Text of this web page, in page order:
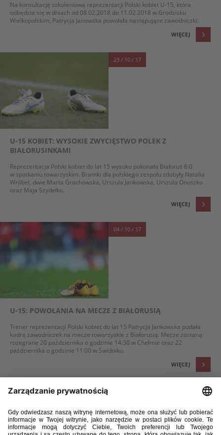
Na konsultację szkoleniową reprezentacji Polski kobiet U-15, która
odbędzie się w dniach od 08.02.2018 do 11.02.2018 w Grodzisku
Wielkopolskim, Patrycja Janowska powołała następujące zawodniczki:
WIĘCEJ
23 / 10 / 17
U-15 KOBIET: WYSOKIE ZWYCIĘSTWO POLEK Z
BIAŁORUSINKAMI
Reprezentacja Polski kobiet do lat 15 wysoko pokonała Białoruś 6:0
w spotkaniu towarzyskim. Bramki dla polskiego zespołu zdobyły Natalia
Wróbel, dwie Marta Grochowska, Urszula Jankowska, Urszula Onoszko
oraz Maja Szydełko.
WIĘCEJ
04 / 10 / 17
U-15: POWOŁANIA NA MECZE Z BIAŁORUSIĄ
Trener reprezentacji Polski kobiet do lat 15 Patrycja Jankowska podała
kadrę zawodniczek na mecze towarzyskie z Białorusią. Mecze zostaną
rozegrane 20 października o godzinie 14:30 w Chełmie oraz 22
października o godzinie 11:00 w Świdniku.
WIĘCEJ